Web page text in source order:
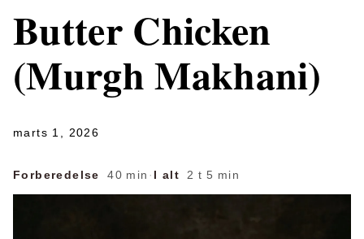
Butter Chicken
(Murgh Makhani)
marts 1, 2026
Forberedelse 40 min · I alt 2 t 5 min